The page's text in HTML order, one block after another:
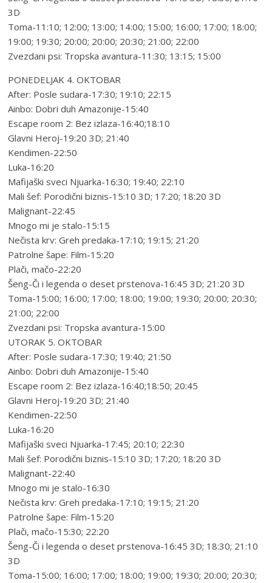
3D
Toma-11:10; 12:00; 13:00; 14:00; 15:00; 16:00; 17:00; 18:00;
19:00; 19:30; 20:00; 20:00; 20:30; 21:00; 22:00
Zvezdani psi: Tropska avantura-11:30; 13:15; 15:00
PONEDELJAK 4. OKTOBAR
After: Posle sudara-17:30; 19:10; 22:15
Ainbo: Dobri duh Amazonije-15:40
Escape room 2: Bez izlaza-16:40;18:10
Glavni Heroj-19:20 3D; 21:40
Kendimen-22:50
Luka-16:20
Mafijaški sveci Njuarka-16:30; 19:40; 22:10
Mali šef: Porodični biznis-15:10 3D; 17:20; 18:20 3D
Malignant-22:45
Mnogo mi je stalo-15:15
Nečista krv: Greh predaka-17:10; 19:15; 21:20
Patrolne šape: Film-15:20
Plači, mačo-22:20
Šeng-Či i legenda o deset prstenova-16:45 3D; 21:20 3D
Toma-15:00; 16:00; 17:00; 18:00; 19:00; 19:30; 20:00; 20:30;
21:00; 22:00
Zvezdani psi: Tropska avantura-15:00
UTORAK 5. OKTOBAR
After: Posle sudara-17:30; 19:40; 21:50
Ainbo: Dobri duh Amazonije-15:40
Escape room 2: Bez izlaza-16:40;18:50; 20:45
Glavni Heroj-19:20 3D; 21:40
Kendimen-22:50
Luka-16:20
Mafijaški sveci Njuarka-17:45; 20:10; 22:30
Mali šef: Porodični biznis-15:10 3D; 17:20; 18:20 3D
Malignant-22:40
Mnogo mi je stalo-16:30
Nečista krv: Greh predaka-17:10; 19:15; 21:20
Patrolne šape: Film-15:20
Plači, mačo-15:30; 22:20
Šeng-Či i legenda o deset prstenova-16:45 3D; 18:30; 21:10
3D
Toma-15:00; 16:00; 17:00; 18:00; 19:00; 19:30; 20:00; 20:30;